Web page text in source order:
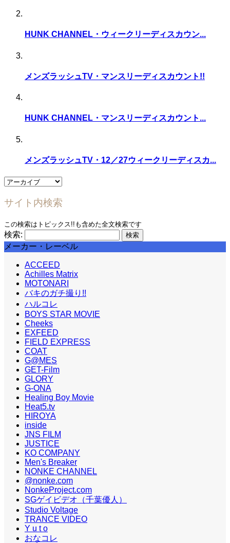
HUNK CHANNEL・ウィークリーディスカウン...
メンズラッシュTV・マンスリーディスカウント!!
HUNK CHANNEL・マンスリーディスカウント...
メンズラッシュTV・12／27ウィークリーディスカ...
サイト内検索
この検索はトピックス!!も含めた全文検索です
検索:
メーカー・レーベル
ACCEED
Achilles Matrix
MOTONARI
バキのガチ撮り!!
ハルコレ
BOYS STAR MOVIE
Cheeks
EXFEED
FIELD EXPRESS
COAT
G@MES
GET-Film
GLORY
G-ONA
Healing Boy Movie
Heat5.tv
HIROYA
inside
JNS FILM
JUSTICE
KO COMPANY
Men's Breaker
NONKE CHANNEL
@nonke.com
NonkeProject.com
SGゲイビデオ（千葉優人）
Studio Voltage
TRANCE VIDEO
Y u t o
おなコレ